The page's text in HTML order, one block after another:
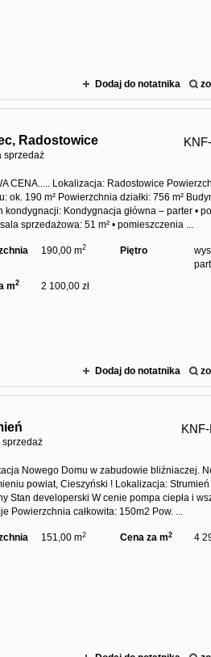
Dodaj do notatnika
Radostowice
sprzedaż
CENA..... Lokalizacja: Radostowice
ok. 190 m² Powierzchnia działki: 756 m²
kondygnacji: Kondygnacja główna – parter •
sala sprzedażowa: 51 m² • pomieszczenia ...
190,00 m2 Piętro
m2 2 100,00 zł
Dodaj do notatnika
sprzedaż
Nowego Domu w zabudowie bliźniaczej.
powiat, Cieszyński ! Lokalizacja:
Stan developerski W cenie pompa ciepła i
Powierzchnia całkowita: 150m2 Pow. ...
151,00 m2 Cena za m2 4